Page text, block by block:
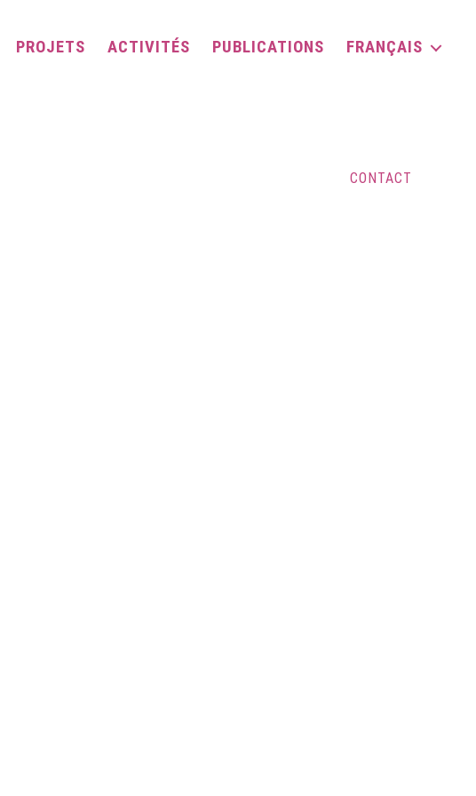
PROJETS ACTIVITÉS PUBLICATIONS FRANÇAIS
CONTACT